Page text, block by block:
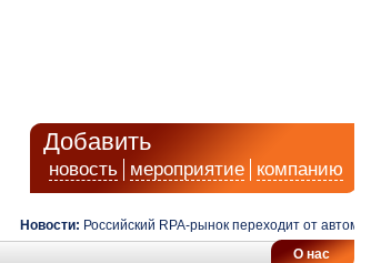
Добавить
новость мероприятие компанию
Новости: Российский RPA-рынок переходит от
О нас